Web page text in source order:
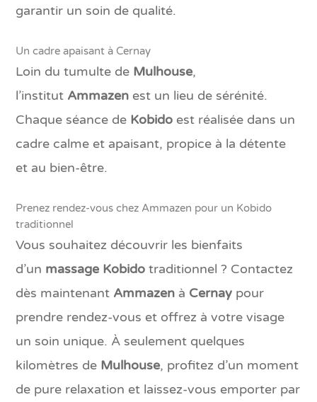
garantir un soin de qualité.
Un cadre apaisant à Cernay
Loin du tumulte de Mulhouse,
l’institut Ammazen est un lieu de sérénité.
Chaque séance de Kobido est réalisée dans un
cadre calme et apaisant, propice à la détente
et au bien-être.
Prenez rendez-vous chez Ammazen pour un Kobido
traditionnel
Vous souhaitez découvrir les bienfaits
d’un massage Kobido traditionnel ? Contactez
dès maintenant Ammazen à Cernay pour
prendre rendez-vous et offrez à votre visage
un soin unique. À seulement quelques
kilomètres de Mulhouse, profitez d’un moment
de pure relaxation et laissez-vous emporter par